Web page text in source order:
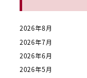
2026年8月
2026年7月
2026年6月
2026年5月